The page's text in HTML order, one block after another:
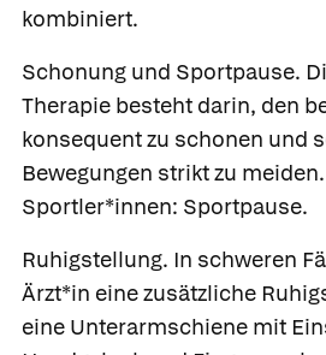
kombiniert.
Schonung und Sportpause.
Therapie besteht darin, den
konsequent zu schonen und
Bewegungen strikt zu
Sportler*innen: Sportpause.
Ruhigstellung. In schweren
Ärzt*in eine zusätzliche
eine Unterarmschiene mit